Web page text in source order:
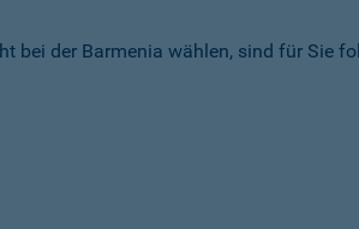
der Barmenia wählen, sind für Sie